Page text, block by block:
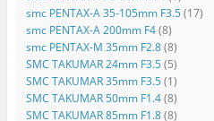
smc PENTAX-A 35-105mm F3.5(17)
smc PENTAX-A 200mm F4(8)
smc PENTAX-M 35mm F2.8(8)
SMC TAKUMAR 24mm F3.5(5)
SMC TAKUMAR 35mm F3.5(1)
SMC TAKUMAR 50mm F1.4(8)
SMC TAKUMAR 85mm F1.8(8)